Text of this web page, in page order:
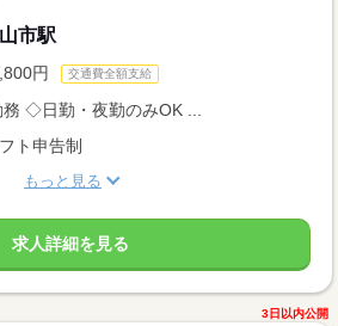
市駅
円 交通費全額支給
◇日勤・夜勤のみOK ...
ト申告制
もっと見る
求人詳細を見る
3日以内公開